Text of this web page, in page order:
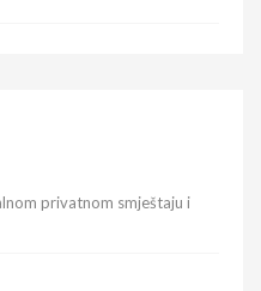
privatnom smještaju i